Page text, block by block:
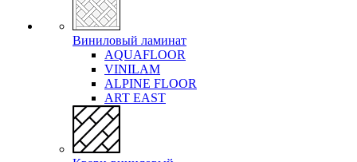
Виниловый ламинат
AQUAFLOOR
VINILAM
ALPINE FLOOR
ART EAST